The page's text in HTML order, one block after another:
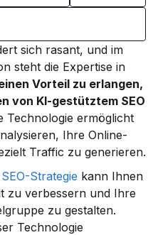
sich rasant, und im
steht die Expertise in
Vorteil zu erlangen,
von KI-gestütztem SEO
Technologie ermöglicht
Ihre Online-
Traffic zu generieren.
SEO-Strategie kann Ihnen
zu verbessern und Ihre
zu gestalten.
Technologie